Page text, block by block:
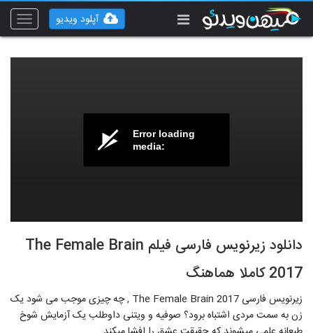
Toggle
آپلود ویدیو
Error loading
media:
دانلود زیرنویس فارسی فیلم The Female Brain
2017 کاملا هماهنگ
زیرنویس فارسی The Female Brain 2017 , چه چیزی موجب می شود یک
زن به سمت مردی اشتباه برود؟ صوفیه و ویتنی داوطلب یک آزمایش شوخ